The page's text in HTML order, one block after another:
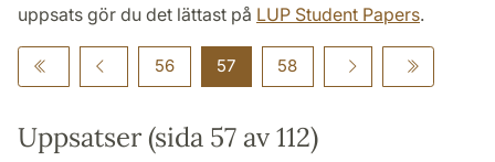
uppsats gör du det lättast på LUP Student Papers.
56 57 58
Uppsatser (sida 57 av 112)